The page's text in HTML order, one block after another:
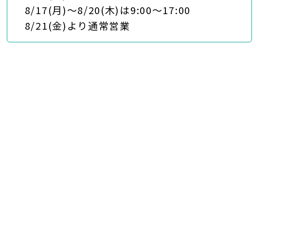
8/17(月)～8/20(木)は9:00～17:00
8/21(金)より通常営業